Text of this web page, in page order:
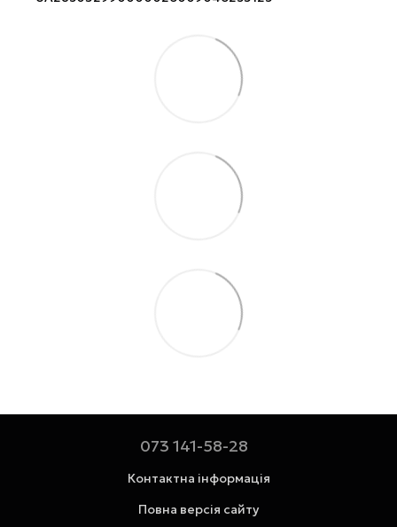
073 141-58-28
Контактна інформація
Повна версія сайту